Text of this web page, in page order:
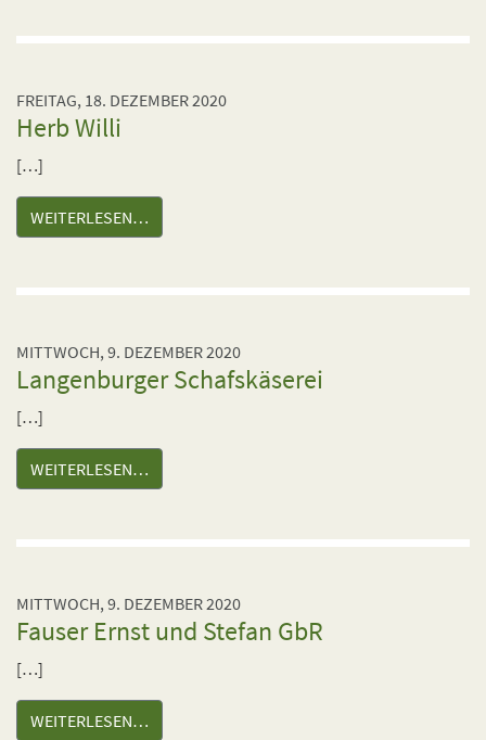
FREITAG, 18. DEZEMBER 2020
Herb Willi
[…]
WEITERLESEN…
MITTWOCH, 9. DEZEMBER 2020
Langenburger Schafskäserei
[…]
WEITERLESEN…
MITTWOCH, 9. DEZEMBER 2020
Fauser Ernst und Stefan GbR
[…]
WEITERLESEN…